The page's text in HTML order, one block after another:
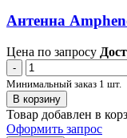
Антенна
Цена по запросу
-
Минимальный заказ 1 шт.
В корзину
Товар добавлен в
Оформить запрос